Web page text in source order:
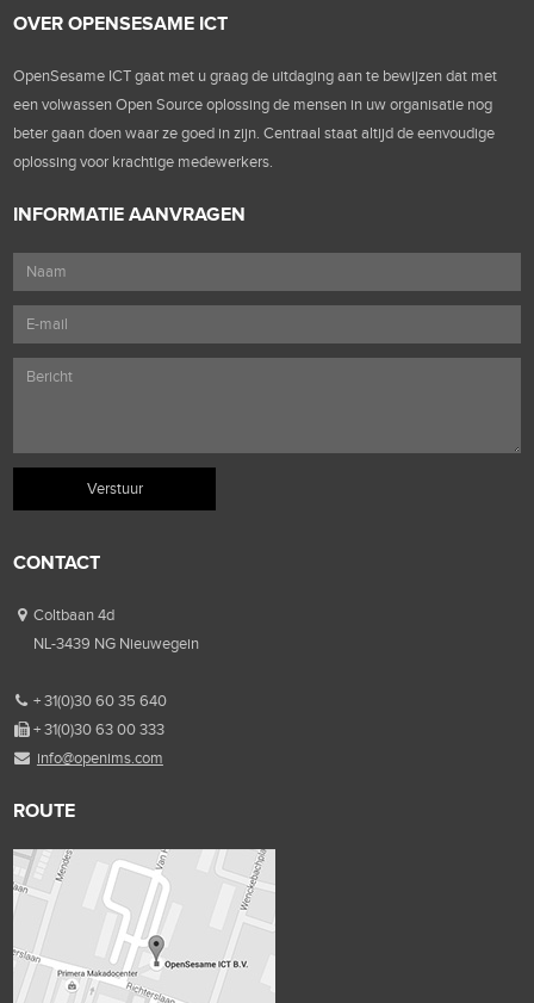
OVER OPENSESAME ICT
OpenSesame ICT gaat met u graag de uitdaging aan te bewijzen dat met
een volwassen Open Source oplossing de mensen in uw organisatie nog
beter gaan doen waar ze goed in zijn. Centraal staat altijd de eenvoudige
oplossing voor krachtige medewerkers.
INFORMATIE AANVRAGEN
CONTACT
Coltbaan 4d
NL-3439 NG Nieuwegein
+ 31(0)30 60 35 640
+ 31(0)30 63 00 333
info@openims.com
ROUTE